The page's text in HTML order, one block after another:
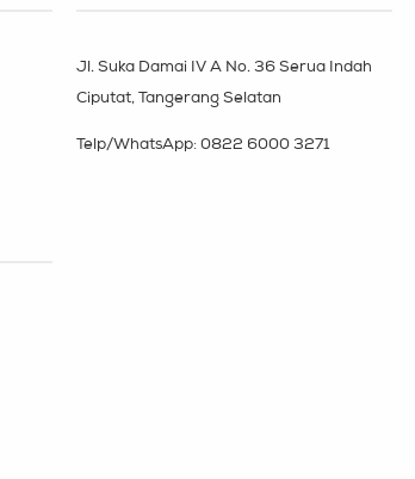
Jl. Suka Damai IV A No. 36 Serua Indah
Ciputat, Tangerang Selatan
Telp/WhatsApp: 0822 6000 3271